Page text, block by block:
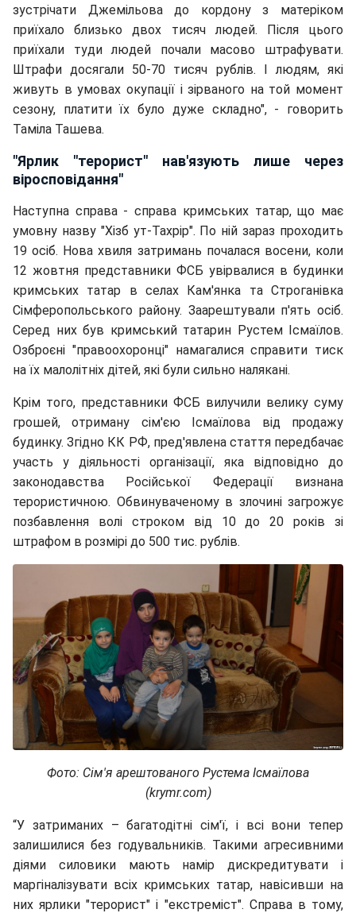
зустрічати Джемільова до кордону з матеріком
приїхало близько двох тисяч людей. Після цього
приїхали туди людей почали масово штрафувати.
Штрафи досягали 50-70 тисяч рублів. І людям, які
живуть в умовах окупації і зірваного на той момент
сезону, платити їх було дуже складно", - говорить
Таміла Ташева.
"Ярлик "терорист" нав'язують лише через
віросповідання"
Наступна справа - справа кримських татар, що має
умовну назву "Хізб ут-Тахрір". По ній зараз проходить
19 осіб. Нова хвиля затримань почалася восени, коли
12 жовтня представники ФСБ увірвалися в будинки
кримських татар в селах Кам'янка та Строганівка
Сімферопольського району. Заарештували п'ять осіб.
Серед них був кримський татарин Рустем Ісмаїлов.
Озброєні "правоохоронці" намагалися справити тиск
на їх малолітніх дітей, які були сильно налякані.
Крім того, представники ФСБ вилучили велику суму
грошей, отриману сім'єю Ісмаїлова від продажу
будинку.Згідно КК РФ, пред'явлена стаття передбачає
участь у діяльності організації, яка відповідно до
законодавства Російської Федерації визнана
терористичною. Обвинуваченому в злочині загрожує
позбавлення волі строком від 10 до 20 років зі
штрафом в розмірі до 500 тис. рублів.
Фото: Сім'я арештованого Рустема Ісмаїлова
(krymr.com)
“У затриманих – багатодітні сім'ї, і всі вони тепер
залишилися без годувальників. Такими агресивними
діями силовики мають намір дискредитувати і
маргіналізувати всіх кримських татар, навісивши на
них ярлики "терорист" і "екстреміст". Справа в тому,